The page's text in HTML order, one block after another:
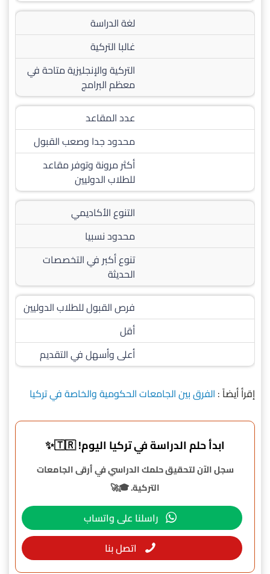
لغة الدراسة
غالبا التركية
التركية والإنجليزية متاحة في
معظم البرامج
عدد المقاعد
محدود جدا وصعب القبول
أكثر مرونة وتوفر مقاعد
للطلاب الدوليين
التنوع الأكاديمي
محدود نسبيا
تنوع أكبر في التخصصات
الحديثة
فرص القبول للطلاب الدوليين
أقل
أعلى وأسهل في التقديم
إقرأ أيضاً : الفرق بين الجامعات الحكومية والخاصة في تركيا
ابدأ حلم الدراسة في تركيا اليوم! 🇹🇷✨
سجل الآن لتحقيق حلمك الدراسي في أرقى الجامعات
التركية. 🎓🚀
راسلنا على واتساب
اتصل بنا